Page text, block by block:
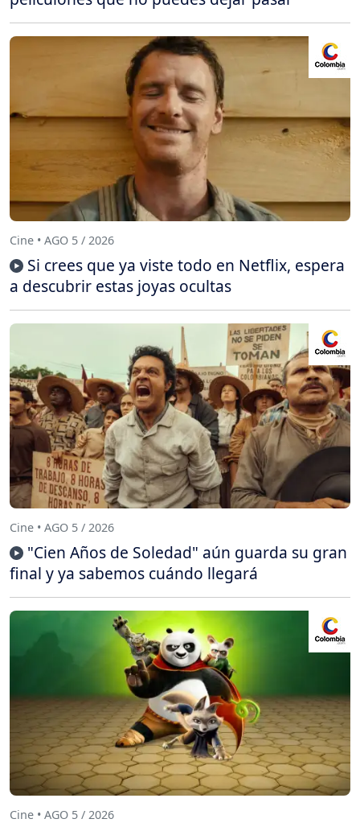
Cine • AGO 5 / 2026
Si crees que ya viste todo en Netflix, espera
a descubrir estas joyas ocultas
Cine • AGO 5 / 2026
"Cien Años de Soledad" aún guarda su gran
final y ya sabemos cuándo llegará
Cine • AGO 5 / 2026